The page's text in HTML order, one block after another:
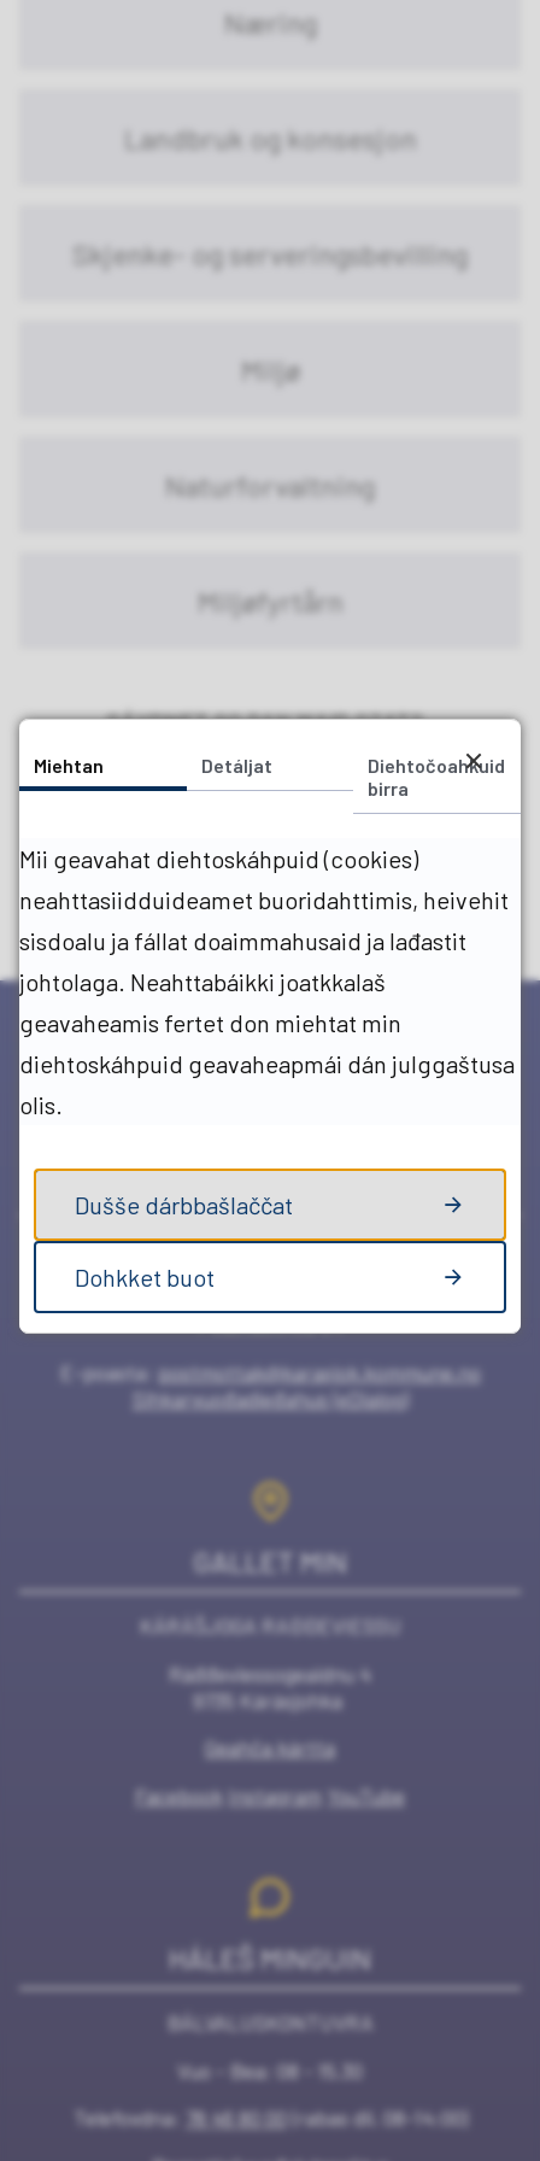
Næring
Landbruk og konsesjon
Skjenke- og serveringsbevilling
Miljø
Naturforvaltning
Miljøfyrtårn
GÁVDNET GO DAN MAID OZAT?
Juo In
KÁRÁŠJOGA GIELDA
E-poasta: postmottak@karasjok.kommune.no
Sihkarvuođadieđahus (eDialog)
GALLET MIN
KÁRÁŠJOGA RAĐĐEVIESSU
Ráđđeviessogeaidnu 4
9735 Kárásjohka
Geahča kártta
Facebook Instagram YouTube
HÁLEŠ MINGUIN
BÁLVALUSKONTUVRA
Vuo - Bea: 08 - 15.30
Telefovdna:
78 46 80 00 (rabas dii. 08-14:00)
Miehtan Detáljat
Diehtočoahkuid
birra
Mii geavahat diehtoskáhpuid (cookies)
neahttasiidduideamet buoridahttimis, heivehit
sisdoalu ja fállat doaimmahusaid ja lađastit
johtolaga. Neahttabáikki joatkkalaš
geavaheamis fertet don miehtat min
diehtoskáhpuid geavaheapmái dán julggaštusa
olis.
Dušše dárbbašlaččat
Dohkket buot